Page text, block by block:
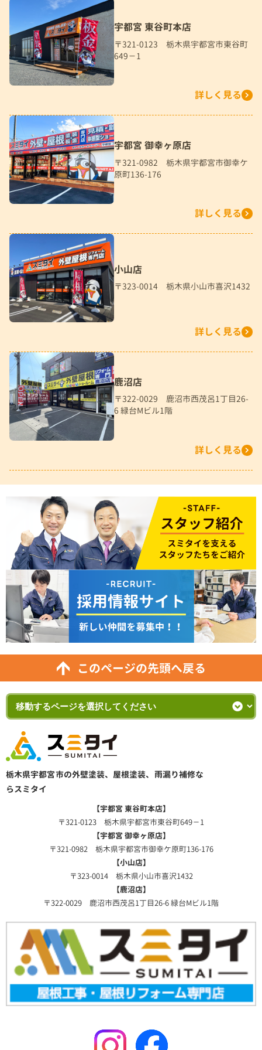
宇都宮 東谷町本店
〒321-0123 栃木県宇都宮市東谷町
649－1
詳しく見る
宇都宮 御幸ヶ原店
〒321-0982 栃木県宇都宮市御幸ケ
原町136-176
詳しく見る
小山店
〒323-0014 栃木県小山市喜沢1432
詳しく見る
鹿沼店
〒322-0029 鹿沼市西茂呂1丁目26-
6 緑台Mビル1階
詳しく見る
このページの先頭へ戻る
栃木県宇都宮市の外壁塗装、屋根塗装、雨漏り補修な
らスミタイ
【宇都宮 東谷町本店】
〒321-0123 栃木県宇都宮市東谷町649－1
【宇都宮 御幸ヶ原店】
〒321-0982 栃木県宇都宮市御幸ケ原町136-176
【小山店】
〒323-0014 栃木県小山市喜沢1432
【鹿沼店】
〒322-0029 鹿沼市西茂呂1丁目26-6 緑台Mビル1階